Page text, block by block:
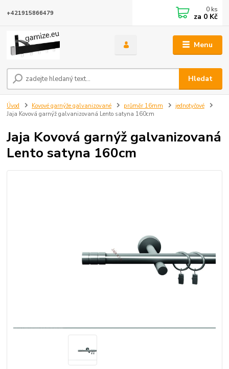
Menu
Hledat
+421915866479 0 ks
za 0 Kč
Úvod Kovové garnýže galvanizované průměr 16mm
jednotyčové
Jaja Kovová garnýž galvanizovaná Lento satyna 160cm
Jaja Kovová garnýž galvanizovaná
Lento satyna 160cm